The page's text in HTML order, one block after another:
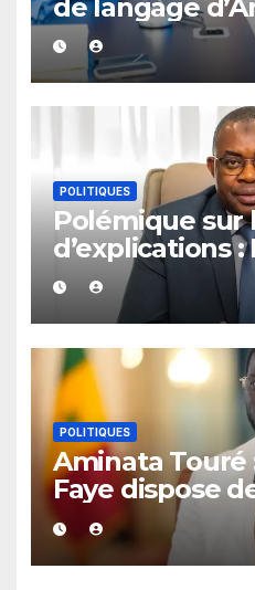
de langage
provoquent
les réseaux
POLITIQUES
Polémique sur
d’explications :
apporte son
Mamadou
POLITIQUES
Aminata Touré
Faye dispose
2027 pour
élections
légalité »